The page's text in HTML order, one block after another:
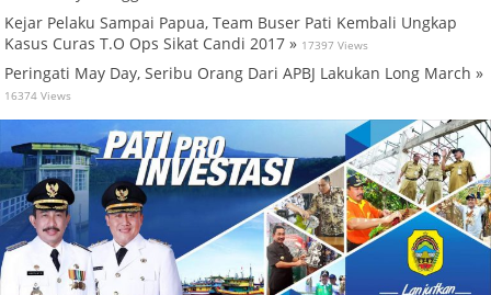
Kejar Pelaku Sampai Papua, Team Buser Pati Kembali Ungkap
Kasus Curas T.O Ops Sikat Candi 2017 » 17397 Views
Peringati May Day, Seribu Orang Dari APBJ Lakukan Long March »
16374 Views